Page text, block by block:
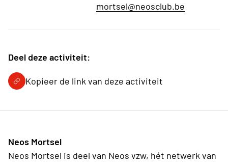
mortsel@neosclub.be
Deel deze activiteit:
Kopieer de link van deze activiteit
Neos Mortsel
Neos Mortsel is deel van Neos vzw, hét netwerk van